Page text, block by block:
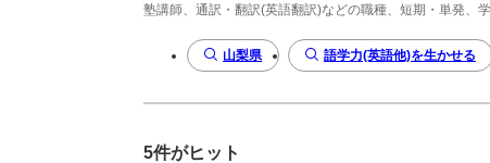
塾講師、通訳・翻訳(英語翻訳)などの職種、短期・単発、
山梨県 語学力(英語他)を生かせる
5件がヒット